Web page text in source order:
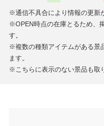
※通信不具合により情報の更新
※OPEN時点の在庫とるため、
す。
※複数の種類アイテムがある景
ます。
※こちらに表示のない景品も取